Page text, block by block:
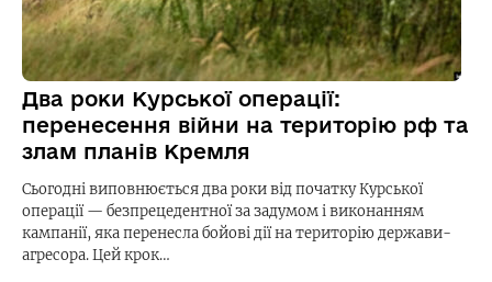
Два роки Курської операції:
перенесення війни на територію рф та
злам планів Кремля
Сьогодні виповнюється два роки від початку Курської
операції — безпрецедентної за задумом і виконанням
кампанії, яка перенесла бойові дії на територію держави-
агресора. Цей крок…